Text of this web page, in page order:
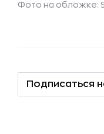
Фото на обложке:
Подписаться